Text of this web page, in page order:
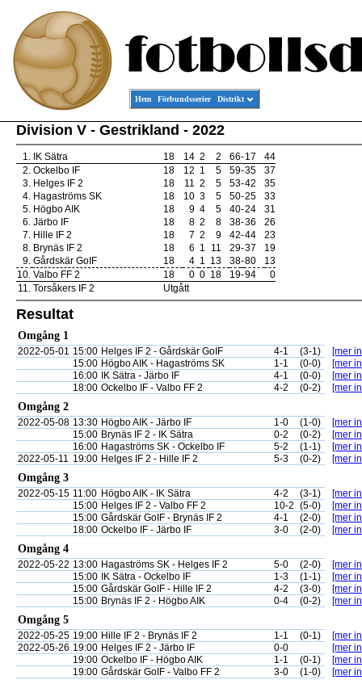
Hem Förbundsserier Distrikt
Division V - Gestrikland - 2022
1. IK Sätra 18 14 2 2 66-17
44
2. Ockelbo IF 18 12 1 5 59-35
37
3. Helges IF 2 18 11 2 5 53-42
35
4. Hagaströms SK 18 10 3 5 50-25
33
5. Högbo AIK 18 9 4 5 40-24
31
6. Järbo IF 18 8 2 8 38-36
26
7. Hille IF 2 18 7 2 9 42-44
23
8. Brynäs IF 2 18 6 1 11 29-37
19
9. Gårdskär GoIF 18 4 1 13 38-80
13
10. Valbo FF 2 18 0 0 18 19-94
0
11. Torsåkers IF 2 Utgått
Resultat
Omgång 1
2022-05-01 15:00 Helges IF 2 - Gårdskär GoIF 4-1 (3-1)
[mer
15:00 Högbo AIK - Hagaströms SK 1-1 (0-0)
[mer
16:00
IK Sätra - Järbo IF 4-1 (0-0)
[mer
18:00 Ockelbo IF - Valbo FF 2 4-2 (0-2) [mer
Omgång 2
2022-05-08 13:30 Högbo AIK - Järbo IF 1-0 (1-0)
[mer
15:00 Brynäs IF 2 - IK Sätra 0-2 (0-2)
[mer
16:00 Hagaströms SK - Ockelbo IF 5-2 (1-1)
[mer
2022-05-11 19:00 Helges IF 2 - Hille IF 2 5-3 (0-2) [mer
Omgång 3
2022-05-15 11:00 Högbo AIK - IK Sätra 4-2 (3-1)
[mer
15:00 Helges IF 2 - Valbo FF 2 10-2 (5-0)
[mer
15:00 Gårdskär GoIF - Brynäs IF 2 4-1 (2-0)
[mer
18:00 Ockelbo IF - Järbo IF 3-0 (2-0) [mer
Omgång 4
2022-05-22 13:00 Hagaströms SK - Helges IF 2 5-0 (2-0)
[mer
15:00
IK Sätra - Ockelbo IF 1-3 (1-1)
[mer
15:00 Gårdskär GoIF - Hille IF 2 4-2 (3-0)
[mer
15:00 Brynäs IF 2 - Högbo AIK 0-4 (0-2) [mer
Omgång 5
2022-05-25 19:00 Hille IF 2 - Brynäs IF 2 1-1 (0-1)
[mer
2022-05-26 19:00 Helges IF 2 - Järbo IF 0-0
[mer
19:00 Ockelbo IF - Högbo AIK 1-1 (0-1)
[mer
19:00 Gårdskär GoIF - Valbo FF 2 3-0 (1-0) [mer